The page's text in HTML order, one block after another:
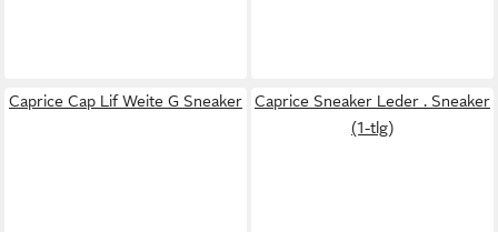
Caprice Cap Lif Weite G Sneaker
Caprice Sneaker Leder . Sneaker
(1-tlg)